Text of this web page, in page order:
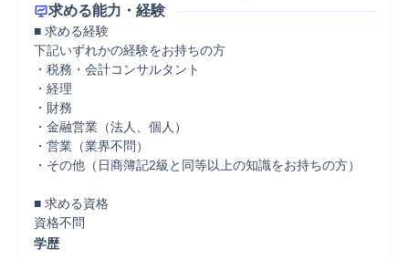
求める能力・経験
■ 求める経験
下記いずれかの経験をお持ちの方
・税務・会計コンサルタント
・経理
・財務
・金融営業（法人、個人）
・営業（業界不問）
・その他（日商簿記2級と同等以上の知識をお持ちの方）
■ 求める資格
資格不問
学歴